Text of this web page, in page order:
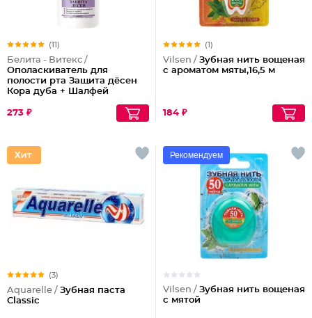
(11)
Белита - Витекс /
Ополаскиватель для
полости рта Защита дёсен
Кора дуба + Шалфей
273 ₽
(1)
Vilsen / Зубная нить вощеная
с ароматом мяты,16,5 м
184 ₽
(3)
Aquarelle / Зубная паста
Classic
Рекомендуем
Vilsen / Зубная нить вощеная
с мятой